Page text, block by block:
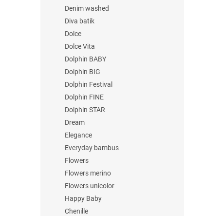
Denim washed
Diva batik
Dolce
Dolce Vita
Dolphin BABY
Dolphin BIG
Dolphin Festival
Dolphin FINE
Dolphin STAR
Dream
Elegance
Everyday bambus
Flowers
Flowers merino
Flowers unicolor
Happy Baby
Chenille